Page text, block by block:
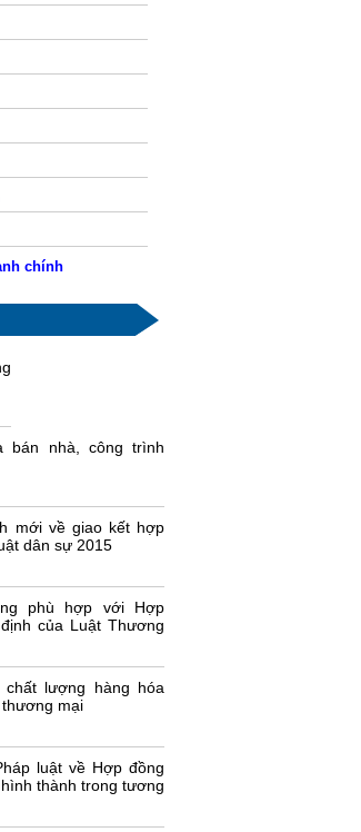
chính
bán nhà, công trình
mới về giao kết hợp
dân sự 2015
phù hợp với Hợp
của Luật Thương
lượng hàng hóa
mại
luật về Hợp đồng
thành trong tương